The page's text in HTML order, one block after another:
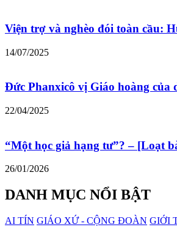
Viện trợ và nghèo đói toàn cầu:
14/07/2025
Đức Phanxicô vị Giáo hoàng của
22/04/2025
“Một học giả hạng tư”? – [Loạt
26/01/2026
DANH MỤC NỔI BẬT
AI TÍN GIÁO XỨ - CỘNG ĐOÀN GIỚI